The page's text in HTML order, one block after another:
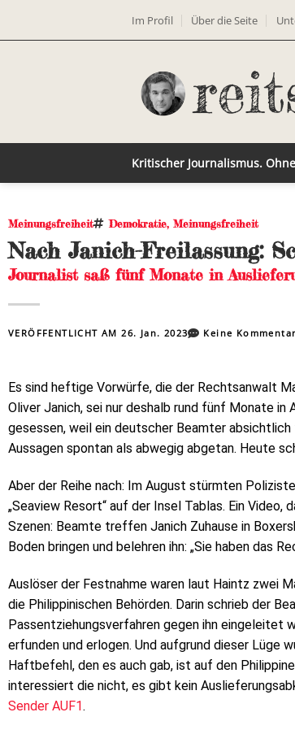
Im Profil Über die Seite
Kritischer Journalismus.
Meinungsfreiheit Demokratie, Meinungsfreiheit
Nach Janich-Freilassung:
Journalist saß fünf Monate in
VERÖFFENTLICHT AM26. Jan. 2023 Keine
Es sind heftige Vorwürfe, die der Rechtsanwalt
Oliver Janich, sei nur deshalb rund fünf Monate in
gesessen, weil ein deutscher Beamter
Aussagen spontan als abwegig abgetan. Heute
Aber der Reihe nach: Im August stürmten
„Seaview Resort“ auf der Insel Tablas. Ein
Szenen: Beamte treffen Janich Zuhause in
Boden bringen und belehren ihn: „Sie haben das
Auslöser der Festnahme waren laut Haintz zwei
die Philippinischen Behörden. Darin schrieb der
Passentziehungsverfahren gegen ihn eingeleitet
erfunden und erlogen. Und aufgrund dieser
Haftbefehl, den es auch gab, ist auf den
interessiert die nicht, es gibt kein
Sender AUF1.